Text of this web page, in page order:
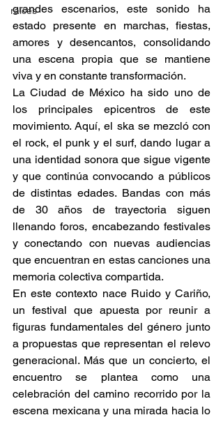
raices
grandes escenarios, este sonido ha
estado presente en marchas, fiestas,
amores y desencantos, consolidando
una escena propia que se mantiene
viva y en constante transformación.
La Ciudad de México ha sido uno de
los principales epicentros de este
movimiento. Aquí, el ska se mezcló con
el rock, el punk y el surf, dando lugar a
una identidad sonora que sigue vigente
y que continúa convocando a públicos
de distintas edades. Bandas con más
de 30 años de trayectoria siguen
llenando foros, encabezando festivales
y conectando con nuevas audiencias
que encuentran en estas canciones una
memoria colectiva compartida.
En este contexto nace Ruido y Cariño,
un festival que apuesta por reunir a
figuras fundamentales del género junto
a propuestas que representan el relevo
generacional. Más que un concierto, el
encuentro se plantea como una
celebración del camino recorrido por la
escena mexicana y una mirada hacia lo